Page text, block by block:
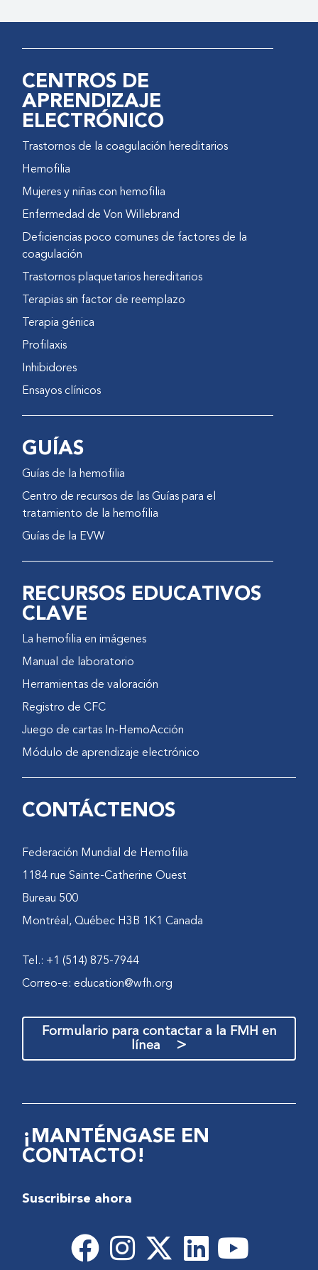
CENTROS DE
APRENDIZAJE
ELECTRÓNICO
Trastornos de la coagulación hereditarios
Hemofilia
Mujeres y niñas con hemofilia
Enfermedad de Von Willebrand
Deficiencias poco comunes de factores de la
coagulación
Trastornos plaquetarios hereditarios
Terapias sin factor de reemplazo
Terapia génica
Profilaxis
Inhibidores
Ensayos clínicos
GUÍAS
Guías de la hemofilia
Centro de recursos de las Guías para el
tratamiento de la hemofilia
Guías de la EVW
RECURSOS EDUCATIVOS
CLAVE
La hemofilia en imágenes
Manual de laboratorio
Herramientas de valoración
Registro de CFC
Juego de cartas In-HemoAcción
Módulo de aprendizaje electrónico
CONTÁCTENOS
Federación Mundial de Hemofilia
1184 rue Sainte-Catherine Ouest
Bureau 500
Montréal, Québec H3B 1K1 Canada
Tel.: +1 (514) 875-7944
Correo-e:education@wfh.org
Formulario para contactar a la FMH en
línea
>
¡MANTÉNGASE EN
CONTACTO!
Suscribirse ahora